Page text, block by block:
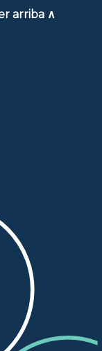
arriba ∧